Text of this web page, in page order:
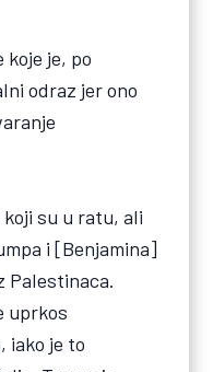
koje je, po
odraz jer ono
su u ratu, ali
i [Benjamina]
Palestinaca.
uprkos
iako je to